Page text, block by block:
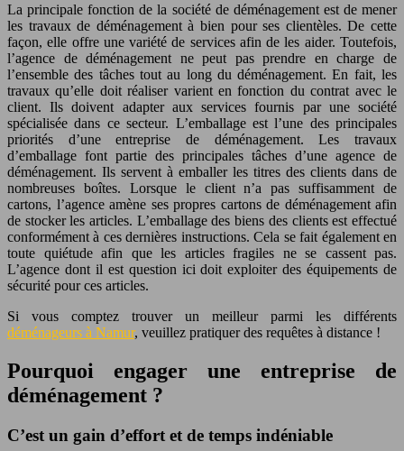
La principale fonction de la société de déménagement est de mener
les travaux de déménagement à bien pour ses clientèles. De cette
façon, elle offre une variété de services afin de les aider. Toutefois,
l’agence de déménagement ne peut pas prendre en charge de
l’ensemble des tâches tout au long du déménagement. En fait, les
travaux qu’elle doit réaliser varient en fonction du contrat avec le
client. Ils doivent adapter aux services fournis par une société
spécialisée dans ce secteur. L’emballage est l’une des principales
priorités d’une entreprise de déménagement. Les travaux
d’emballage font partie des principales tâches d’une agence de
déménagement. Ils servent à emballer les titres des clients dans de
nombreuses boîtes. Lorsque le client n’a pas suffisamment de
cartons, l’agence amène ses propres cartons de déménagement afin
de stocker les articles. L’emballage des biens des clients est effectué
conformément à ces dernières instructions. Cela se fait également en
toute quiétude afin que les articles fragiles ne se cassent pas.
L’agence dont il est question ici doit exploiter des équipements de
sécurité pour ces articles.
Si vous comptez trouver un meilleur parmi les différents
déménageurs à Namur, veuillez pratiquer des requêtes à distance !
Pourquoi engager une entreprise de
déménagement ?
C’est un gain d’effort et de temps indéniable